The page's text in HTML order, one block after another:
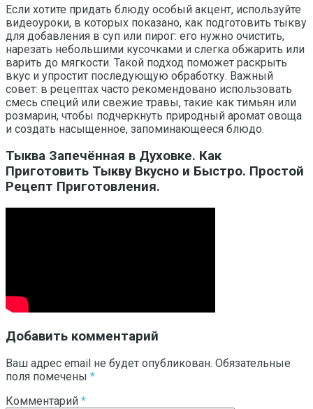
Если хотите придать блюду особый акцент, используйте
видеоуроки, в которых показано, как подготовить тыкву
для добавления в суп или пирог: его нужно очистить,
нарезать небольшими кусочками и слегка обжарить или
варить до мягкости. Такой подход поможет раскрыть
вкус и упростит последующую обработку. Важный
совет: в рецептах часто рекомендовано использовать
смесь специй или свежие травы, такие как тимьян или
розмарин, чтобы подчеркнуть природный аромат овоща
и создать насыщенное, запоминающееся блюдо.
Тыква Запечённая в Духовке. Как
Приготовить Тыкву Вкусно и Быстро. Простой
Рецепт Приготовления.
Добавить комментарий
Ваш адрес email не будет опубликован. Обязательные
поля помечены *
Комментарий *